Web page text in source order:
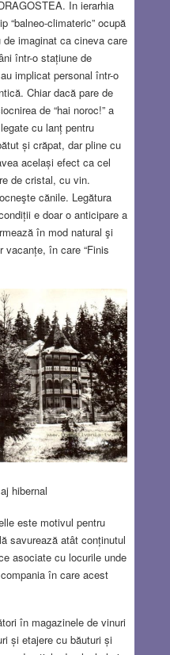
In ierarhia
“balneo-climateric” ocupă
imaginat ca cineva care
într-o stațiune de
implicat personal într-o
Chiar dacă pare de
de “hai noroc!” a
cu lanț pentru
și crăpat, dar pline cu
același efect ca cel
de cristal, cu vin.
cănile. Legătura
e doar o anticipare a
în mod natural şi
vacanțe, în care “Finis
hibernal
este motivul pentru
savurează atât conținutul
asociate cu locurile unde
în care acest
în magazinele de vinuri
și etajere cu băuturi și